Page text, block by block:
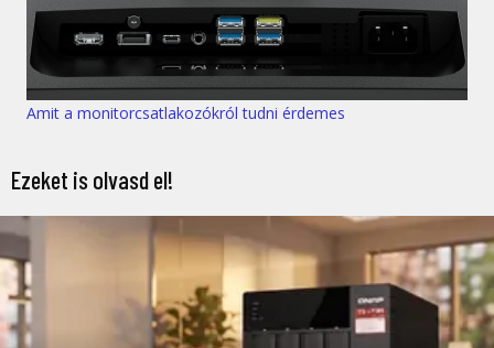
Amit a monitorcsatlakozókról tudni érdemes
Ezeket is olvasd el!